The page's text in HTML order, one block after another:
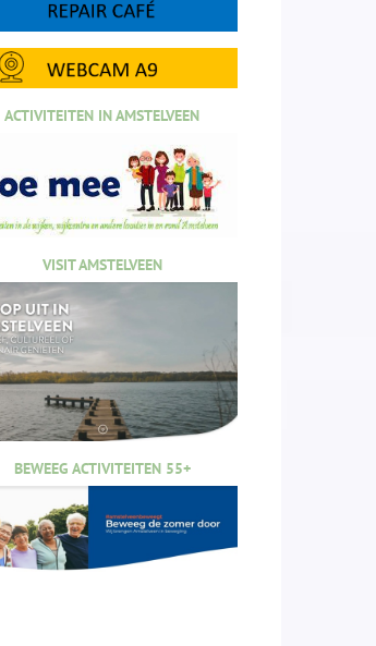
ACTIVITEITEN IN AMSTELVEEN
VISIT AMSTELVEEN
BEWEEG ACTIVITEITEN 55+